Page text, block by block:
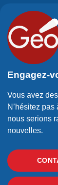
Engagez-
Vous avez
N’hésitez pas
nous serions
nouvelles.